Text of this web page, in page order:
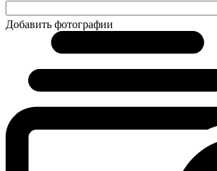
Добавить фотографии